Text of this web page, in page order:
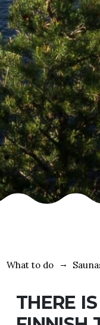
What to do
THERE